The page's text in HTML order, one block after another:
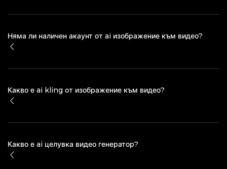
Няма ли наличен акаунт от ai изображение към видео?
Какво е ai kling от изображение към видео?
Какво е ai целувка видео генератор?